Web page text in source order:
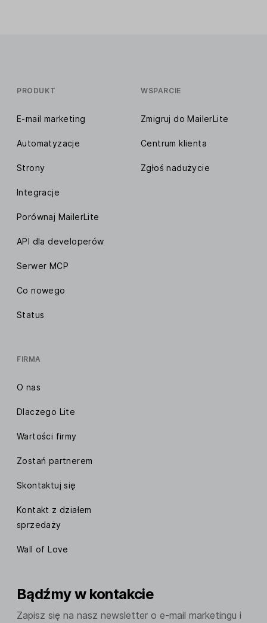
PRODUKT
E-mail marketing
Automatyzacje
Strony
Integracje
Porównaj MailerLite
API dla developerów
Serwer MCP
Co nowego
Status
WSPARCIE
Zmigruj do MailerLite
Centrum klienta
Zgłoś nadużycie
FIRMA
O nas
Dlaczego Lite
Wartości firmy
Zostań partnerem
Skontaktuj się
Kontakt z działem
sprzedaży
Wall of Love
Bądźmy w kontakcie
Zapisz się na nasz newsletter o e-mail marketingu i